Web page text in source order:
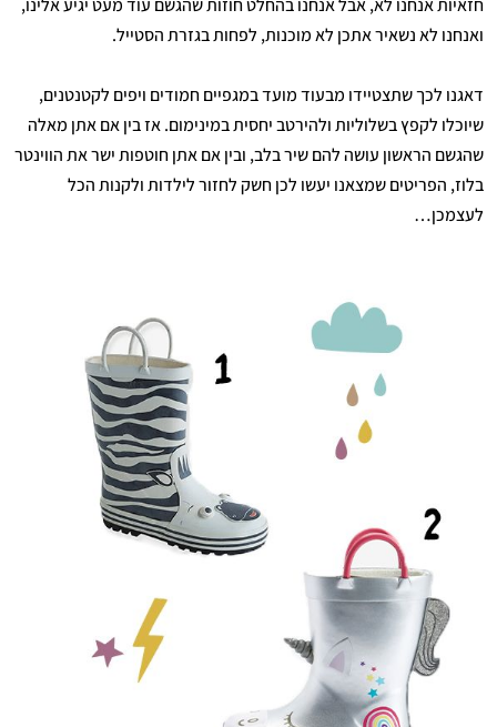
חזאיות אנחנו לא, אבל אנחנו בהחלט חוזות שהגשם עוד מעט יגיע אלינו,
ואנחנו לא נשאיר אתכן לא מוכנות, לפחות בגזרת הסטייל.
דאגנו לכך שתצטיידו מבעוד מועד במגפיים חמודים ויפים לקטנטנים,
שיוכלו לקפץ בשלוליות ולהירטב יחסית במינימום. אז בין אם אתן מאלה
שהגשם הראשון עושה להם שיר בלב, ובין אם אתן חוטפות ישר את הווינטר
בלוז, הפריטים שמצאנו יעשו לכן חשק לחזור לילדות ולקנות הכל
לעצמכן…